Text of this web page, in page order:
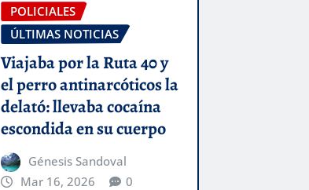
POLICIALES
ÚLTIMAS NOTICIAS
Viajaba por la Ruta 40 y
el perro antinarcóticos la
delató: llevaba cocaína
escondida en su cuerpo
Génesis Sandoval
Mar 16, 2026
0